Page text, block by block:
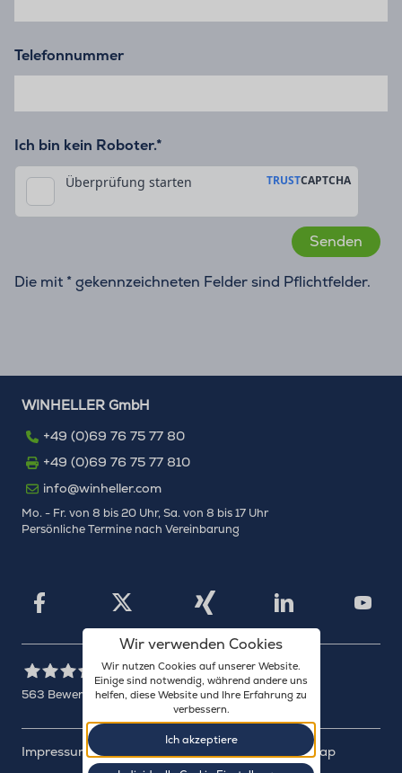
Wir verwenden Cookies
Wir nutzen Cookies auf unserer Website.
Einige sind notwendig, während andere uns
helfen, diese Website und Ihre Erfahrung zu
verbessern.
Ich akzeptiere
Telefonnummer
Ich bin kein Roboter.*
Die mit * gekennzeichneten Felder sind Pflichtfelder.
WINHELLER GmbH
+49 (0)69 76 75 77 80
+49 (0)69 76 75 77 810
info@winheller.com
Mo. - Fr. von 8 bis 20 Uhr, Sa. von 8 bis 17 Uhr
Persönliche Termine nach Vereinbarung
Facebook Xing LinkedIn
WINHELLER GmbH
563 Bewertungen auf ProvenExpert.com
Impressum Datenschutz
Sitemap